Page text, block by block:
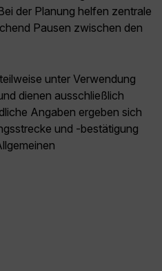
der Planung helfen zentrale
Pausen zwischen den
unter Verwendung
dienen ausschließlich
Angaben ergeben sich
und -bestätigung